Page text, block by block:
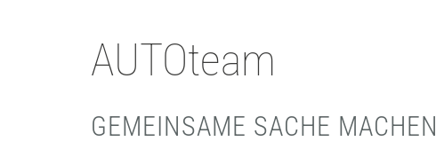
AUTOteam
GEMEINSAME SACHE MACHEN